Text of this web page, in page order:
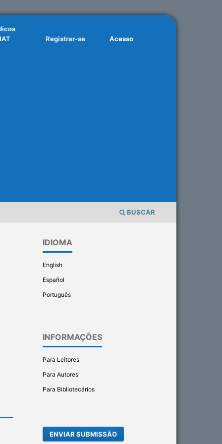
BUSCAR
Registrar-se Acesso
IDIOMA
English
Español
Português
INFORMAÇÕES
Para Leitores
Para Autores
Para Bibliotecários
ENVIAR SUBMISSÃO